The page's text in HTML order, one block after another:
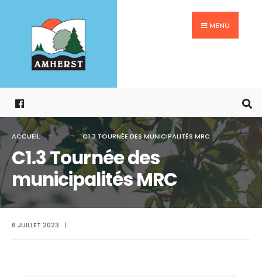
contenu
MENU
ACCUEIL C1.3 TOURNÉE DES MUNICIPALITÉS MRC
C1.3 Tournée des
municipalités MRC
6 JUILLET 2023 |
for: